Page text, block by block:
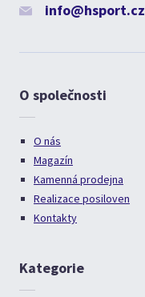
info@hsport.cz
O společnosti
O nás
Magazín
Kamenná prodejna
Realizace posiloven
Kontakty
Kategorie